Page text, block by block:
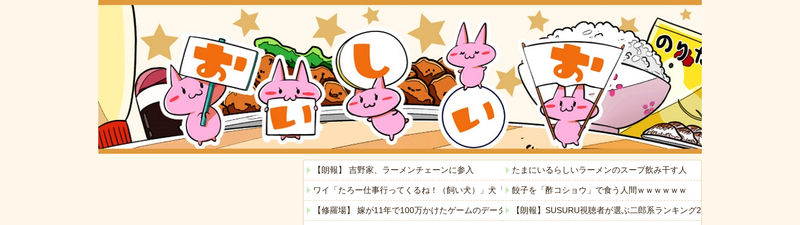
【朗報】 吉野家、ラーメンチェーンに参入
ワイ「たろー仕事行ってくるね！（飼い犬）」犬「…？（ぷい」
【修羅場】 嫁が11年で100万かけたゲームのデータを消した８歳の息子。理由は嫁が叱った腹いせ→滅多に怒らない嫁が子供に
たまにいるらしいラーメンのスープ飲み干す人
餃子を「酢コショウ」で食う人間ｗｗｗｗｗｗ
【朗報】SUSURU視聴者が選ぶ二郎系ランキング2026が発表される